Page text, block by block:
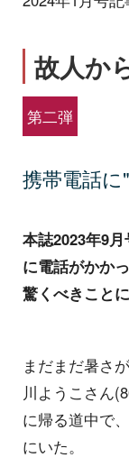
故人か
第二弾
携帯電話
本誌2023年9
に電話がかか
驚くべきこと
まだまだ暑さ
川ようこさん
に帰る道中で
にいた。